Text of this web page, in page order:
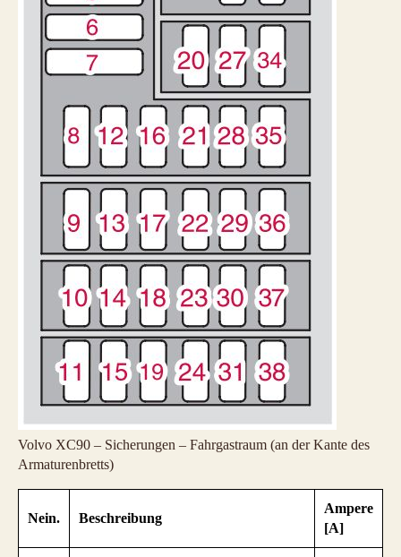
Volvo XC90 – Sicherungen – Fahrgastraum (an der Kante des
Armaturenbretts)
Nein. Beschreibung
Ampere
[A]